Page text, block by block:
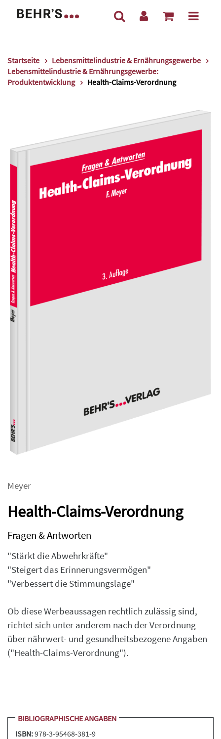
Startseite
Lebensmittelindustrie & Ernährungsgewerbe
Lebensmittelindustrie & Ernährungsgewerbe:
Produktentwicklung
Health-Claims-Verordnung
Meyer
Health-Claims-Verordnung
Fragen & Antworten
"Stärkt die Abwehrkräfte"
"Steigert das Erinnerungsvermögen"
"Verbessert die Stimmungslage"
Ob diese Werbeaussagen rechtlich zulässig sind,
richtet sich unter anderem nach der Verordnung
über nährwert- und gesundheitsbezogene Angaben
("Health-Claims-Verordnung").
BIBLIOGRAPHISCHE ANGABEN
ISBN:978-3-95468-381-9